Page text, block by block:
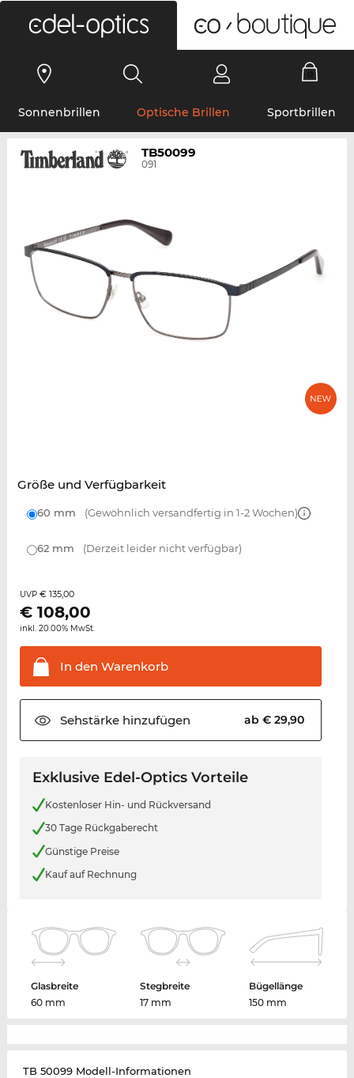
Sonnenbrillen Optische Brillen Sportbrillen
TB50099
091
Größe und Verfügbarkeit
60 mm (Gewöhnlich versandfertig in 1-2 Wochen)
62 mm (Derzeit leider nicht verfügbar)
UVP € 135,00
€ 108,00
inkl. 20.00% MwSt.
In den Warenkorb
Sehstärkehinzufügen ab € 29,90
Exklusive Edel-Optics Vorteile
Kostenloser Hin- und Rückversand
30 Tage Rückgaberecht
Günstige Preise
Kauf auf Rechnung
Glasbreite
60 mm
Stegbreite
17 mm
Bügellänge
150 mm
TB 50099 Modell-Informationen